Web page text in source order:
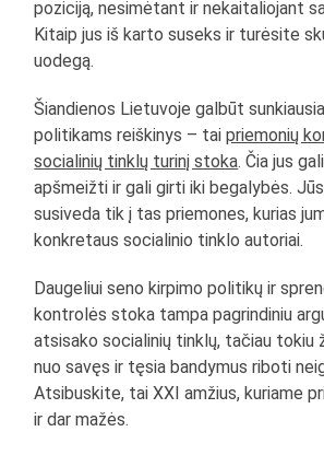
poziciją, nesimėtant ir nekaitaliojant
Kitaip jus iš karto suseks ir turėsite
uodegą.
Šiandienos Lietuvoje galbūt
politikams reiškinys – taipriemonių
socialinių tinklų turinį stoka. Čia jus
apšmeižti ir gali girti iki begalybės.
susiveda tik į tas priemones, kurias
konkretaus socialinio tinklo autoriai.
Daugeliui seno kirpimo politikų ir
kontrolės stoka tampa pagrindiniu
atsisako socialinių tinklų, tačiau tokiu
nuo savęs ir tęsia bandymus riboti
Atsibuskite, tai XXI amžius, kuriame
ir dar mažės.